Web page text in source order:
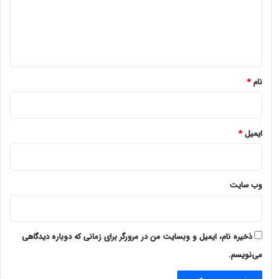
نام*
ایمیل*
وب‌ سایت
ذخیره نام، ایمیل و وبسایت من در مرورگر برای زمانی که دوباره دیدگاهی
می‌نویسم.